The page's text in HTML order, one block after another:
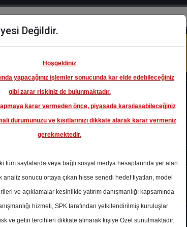
Öne
Çıkanlar
Raporlar Partnerlerimiz
Yatırım Rapor Detay
Değildir.
Hoşgeldiniz
yapacağınız işlemler sonucunda kar elde edebileceğiniz
gibi zarar riskiniz de bulunmaktadır.
karar vermeden önce, piyasada karşılaşabileceğiniz
durumunuzu ve kısıtlarınızı dikkate alarak karar vermeniz
gerekmektedir.
tüm sayfalarda veya bağlı sosyal medya hesaplarında yer alan
analiz sonucu ortaya çıkan hisse senedi hedef fiyatları, model
ve açıklamalar kesinlikle yatırım danışmanlığı kapsamında
hizmeti, SPK tarafından yetkilendirilmiş kuruluşlar
ve getiri tercihleri dikkate alınarak kişiye Özel sunulmaktadır.